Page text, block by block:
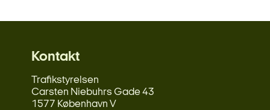
Kontakt
Trafikstyrelsen
Carsten Niebuhrs Gade 43
1577 København V